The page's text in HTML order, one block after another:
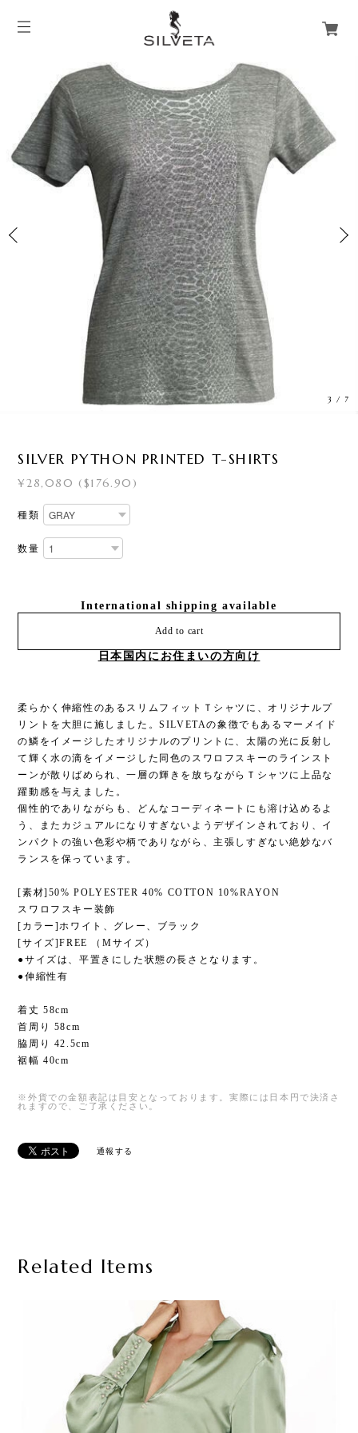
3 / 7
SILVER PYTHON PRINTED T-SHIRTS
¥28,080 ($176.90)
種類
数量
International shipping available
Add to cart
日本国内にお住まいの方向け
柔らかく伸縮性のあるスリムフィットＴシャツに、オリジナルプ
リントを大胆に施しました。SILVETAの象徴でもあるマーメイド
の鱗をイメージしたオリジナルのプリントに、太陽の光に反射し
て輝く水の滴をイメージした同色のスワロフスキーのラインスト
ーンが散りばめられ、一層の輝きを放ちながらＴシャツに上品な
躍動感を与えました。
個性的でありながらも、どんなコーディネートにも溶け込めるよ
う、またカジュアルになりすぎないようデザインされており、イ
ンパクトの強い色彩や柄でありながら、主張しすぎない絶妙なバ
ランスを保っています。
[素材]50% POLYESTER 40% COTTON 10%RAYON
スワロフスキー装飾
[カラー]ホワイト、グレー、ブラック
[サイズ]FREE （Mサイズ）
●サイズは、平置きにした状態の長さとなります。
●伸縮性有
着丈 58cm
首周り 58cm
脇周り 42.5cm
裾幅 40cm
※外貨での金額表記は目安となっております。実際には日本円で決済さ
れますので、ご了承ください。
通報する
Related Items